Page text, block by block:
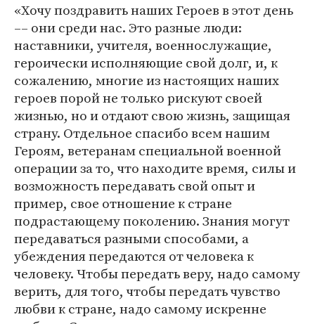
«Хочу поздравить наших Героев в этот день
–– они среди нас. Это разные люди:
наставники, учителя, военнослужащие,
героически исполняющие свой долг, и, к
сожалению, многие из настоящих наших
героев порой не только рискуют своей
жизнью, но и отдают свою жизнь, защищая
страну. Отдельное спасибо всем нашим
Героям, ветеранам специальной военной
операции за то, что находите время, силы и
возможность передавать свой опыт и
пример, свое отношение к стране
подрастающему поколению. Знания могут
передаваться разными способами, а
убеждения передаются от человека к
человеку. Чтобы передать веру, надо самому
верить, для того, чтобы передать чувство
любви к стране, надо самому искренне